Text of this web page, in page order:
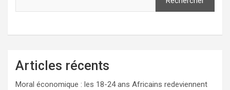
Articles récents
Moral économique : les 18-24 ans Africains redeviennent